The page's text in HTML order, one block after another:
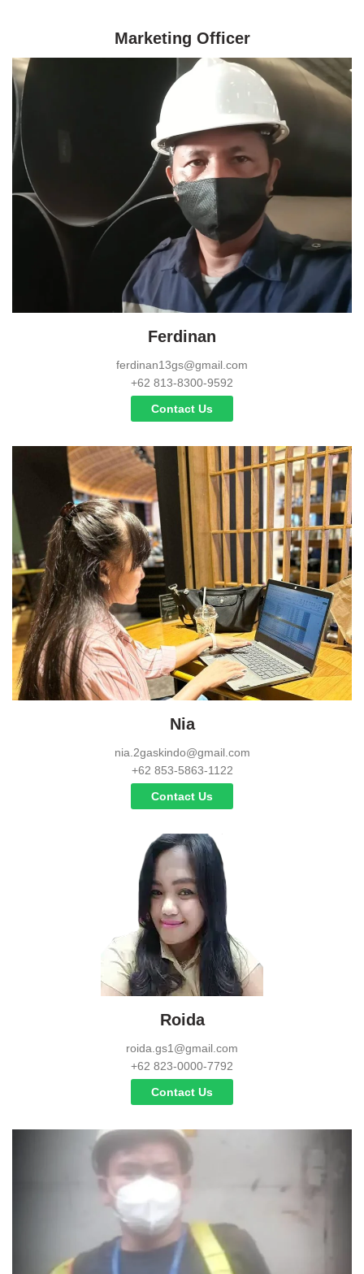
Rp23.Rp9.
Marketing Officer
Ferdinan
ferdinan13gs@gmail.com
+62 813-8300-9592
Contact Us
Nia
nia.2gaskindo@gmail.com
+62 853-5863-1122
Contact Us
Roida
roida.gs1@gmail.com
+62 823-0000-7792
Contact Us